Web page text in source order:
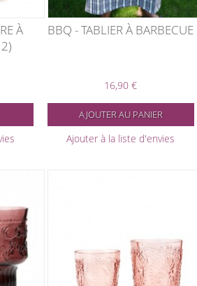
À
BBQ - TABLIER À BARBECUE
16,90 €
AJOUTER AU PANIER
Ajouter à la liste d'envies